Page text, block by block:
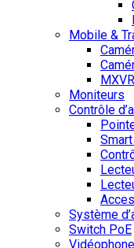
Mobile &
MXVR
Moniteurs
Contrôle
Système
Switch PoE
Vidéophone